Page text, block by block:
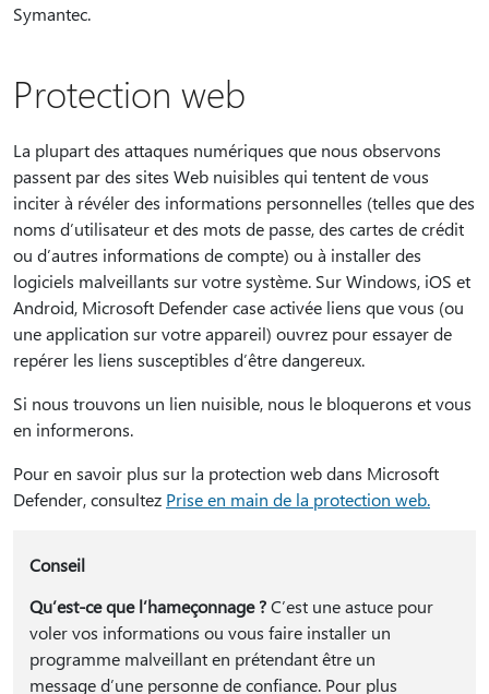
Symantec.
Protection web
La plupart des attaques numériques que nous observons
passent par des sites Web nuisibles qui tentent de vous
inciter à révéler des informations personnelles (telles que des
noms d’utilisateur et des mots de passe, des cartes de crédit
ou d’autres informations de compte) ou à installer des
logiciels malveillants sur votre système. Sur Windows, iOS et
Android, Microsoft Defender case activée liens que vous (ou
une application sur votre appareil) ouvrez pour essayer de
repérer les liens susceptibles d’être dangereux.
Si nous trouvons un lien nuisible, nous le bloquerons et vous
en informerons.
Pour en savoir plus sur la protection web dans Microsoft
Defender, consultez Prise en main de la protection web.
Conseil
Qu’est-ce que l’hameçonnage ?C’est une astuce pour
voler vos informations ou vous faire installer un
programme malveillant en prétendant être un
message d’une personne de confiance. Pour plus